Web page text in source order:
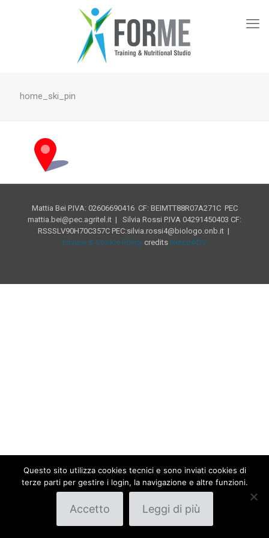
home_ski_pin
Mattia Bei P.IVA: 02606690416 CF: BEIMTT88R07A271C PEC
mattia.bei@pec.agritel.it | Silvia Rossi P.IVA 04291450403 CF:
RSSSLV90H70C357C PEC:silvia.rossi4@biologo.onb.it |
Privacy & Cookie Policy credits NetcoADV
Questo sito utilizza cookies tecnici e sono inviati cookies di
terze parti per gestire i login, la navigazione e altre funzioni.
Accetto Leggi di più